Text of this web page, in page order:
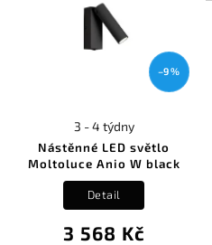
–9 %
Nástěnné LED světlo
Moltoluce Anio W black
3 - 4 týdny
3 568 Kč
Detail